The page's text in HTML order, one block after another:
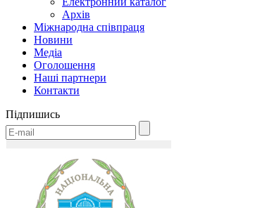
Архів
Міжнародна співпраця
Новини
Медіa
Оголошення
Наші партнери
Контакти
Підпишись